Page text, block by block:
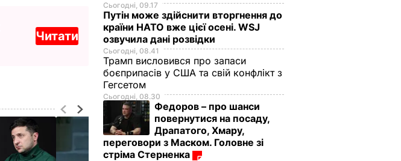
Читати
Сьогодні, 09.17
Путін може здійснити вторгнення до
країни НАТО вже цієї осені. WSJ
озвучила дані розвідки
Сьогодні, 08.41
Трамп висловився про запаси
боєприпасів у США та свій конфлікт з
Гегсетом
Сьогодні, 08.30
Федоров – про шанси
повернутися на посаду,
Драпатого, Хмару,
переговори з Маском. Головне зі
стріма Стерненка